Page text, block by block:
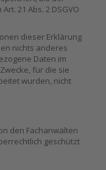
21 Abs. 2 DSGVO
dieser Erklärung
nichts anderes
Daten im
für die sie
wurden, nicht
den Fachanwälten
geschützt